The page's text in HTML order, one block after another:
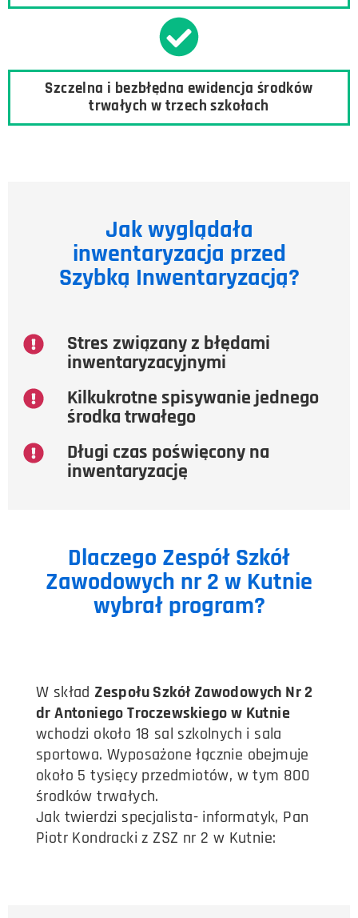
Szczelna i bezbłędna ewidencja środków
trwałych w trzech szkołach
Jak wyglądała
inwentaryzacja przed
Szybką Inwentaryzacją?
Stres związany z błędami
inwentaryzacyjnymi
Kilkukrotne spisywanie jednego
środka trwałego
Długi czas poświęcony na
inwentaryzację
Dlaczego Zespół Szkół
Zawodowych nr 2 w Kutnie
wybrał program?
W skład Zespołu Szkół Zawodowych Nr 2
dr Antoniego Troczewskiego w Kutnie
wchodzi około 18 sal szkolnych i sala
sportowa. Wyposażone łącznie obejmuje
około 5 tysięcy przedmiotów, w tym 800
środków trwałych.
Jak twierdzi specjalista- informatyk, Pan
Piotr Kondracki z ZSZ nr 2 w Kutnie: